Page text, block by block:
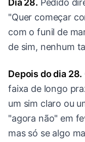
Dia 28. Pedido
"Quer começar
com o funil de
de sim, nenhum
Depois do dia 28.
faixa de longo
um sim claro ou
"agora não" em
mas só se algo